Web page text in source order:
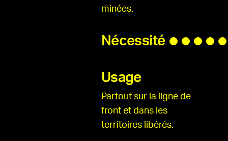
minées.
Nécessité
Usage
Partout sur la ligne de
front et dans les
territoires libérés.